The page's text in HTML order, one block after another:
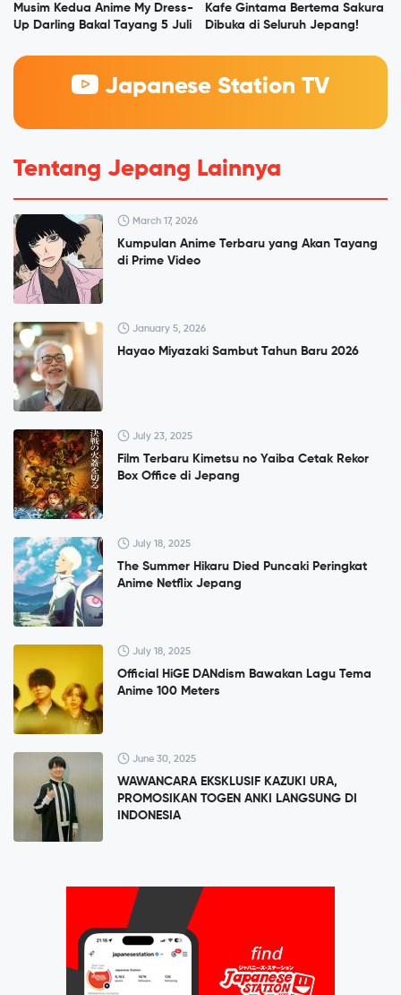
Musim Kedua Anime My Dress-
Up Darling Bakal Tayang 5 Juli
Kafe Gintama Bertema Sakura
Dibuka di Seluruh Jepang!
Japanese Station TV
Tentang Jepang Lainnya
March 17, 2026
Kumpulan Anime Terbaru yang Akan Tayang
di Prime Video
January 5, 2026
Hayao Miyazaki Sambut Tahun Baru 2026
July 23, 2025
Film Terbaru Kimetsu no Yaiba Cetak Rekor
Box Office di Jepang
July 18, 2025
The Summer Hikaru Died Puncaki Peringkat
Anime Netflix Jepang
July 18, 2025
Official HiGE DANdism Bawakan Lagu Tema
Anime 100 Meters
June 30, 2025
WAWANCARA EKSKLUSIF KAZUKI URA,
PROMOSIKAN TOGEN ANKI LANGSUNG DI
INDONESIA